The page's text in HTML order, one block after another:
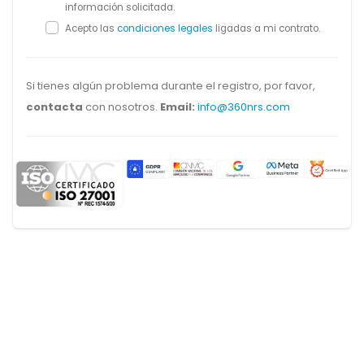
información solicitada.
Acepto las condiciones legales ligadas a mi contrato.
Si tienes algún problema durante el registro, por favor,
contacta con nosotros. Email: info@360nrs.com